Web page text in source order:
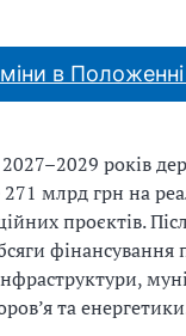
в
років
млрд грн на
проєктів.
фінансування
та